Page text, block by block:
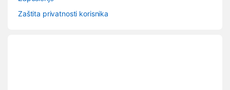
Zaštita privatnosti korisnika